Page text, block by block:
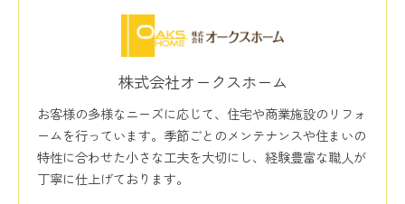
株式会社オークスホーム
お客様の多様なニーズに応じて、住宅や商業施設のリフォ
ームを行っています。季節ごとのメンテナンスや住まいの
特性に合わせた小さな工夫を大切にし、経験豊富な職人が
丁寧に仕上げております。